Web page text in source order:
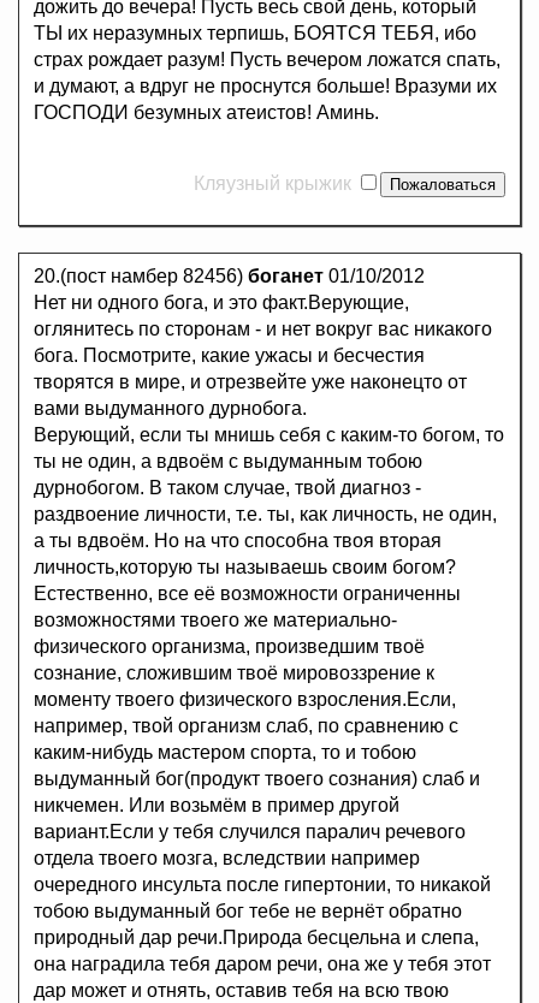
дожить до вечера! Пусть весь свой день, который
ТЫ их неразумных терпишь, БОЯТСЯ ТЕБЯ, ибо
страх рождает разум! Пусть вечером ложатся спать,
и думают, а вдруг не проснутся больше! Вразуми их
ГОСПОДИ безумных атеистов! Аминь.
Кляузный крыжик
20.(пост намбер 82456) боганет 01/10/2012
Нет ни одного бога, и это факт.Верующие,
оглянитесь по сторонам - и нет вокруг вас никакого
бога. Посмотрите, какие ужасы и бесчестия
творятся в мире, и отрезвейте уже наконецто от
вами выдуманного дурнобога.
Верующий, если ты мнишь себя с каким-то богом, то
ты не один, а вдвоём с выдуманным тобою
дурнобогом. В таком случае, твой диагноз -
раздвоение личности, т.е. ты, как личность, не один,
а ты вдвоём. Но на что способна твоя вторая
личность,которую ты называешь своим богом?
Естественно, все её возможности ограниченны
возможностями твоего же материально-
физического организма, произведшим твоё
сознание, сложившим твоё мировоззрение к
моменту твоего физического взросления.Если,
например, твой организм слаб, по сравнению с
каким-нибудь мастером спорта, то и тобою
выдуманный бог(продукт твоего сознания) слаб и
никчемен. Или возьмём в пример другой
вариант.Если у тебя случился паралич речевого
отдела твоего мозга, вследствии например
очередного инсульта после гипертонии, то никакой
тобою выдуманный бог тебе не вернёт обратно
природный дар речи.Природа бесцельна и слепа,
она наградила тебя даром речи, она же у тебя этот
дар может и отнять, оставив тебя на всю твою